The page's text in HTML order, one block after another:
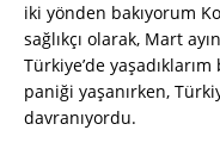
iki yönden bakıyorum
sağlıkçı olarak, Mart
Türkiye’de
paniği yaşanırken,
davranıyordu.